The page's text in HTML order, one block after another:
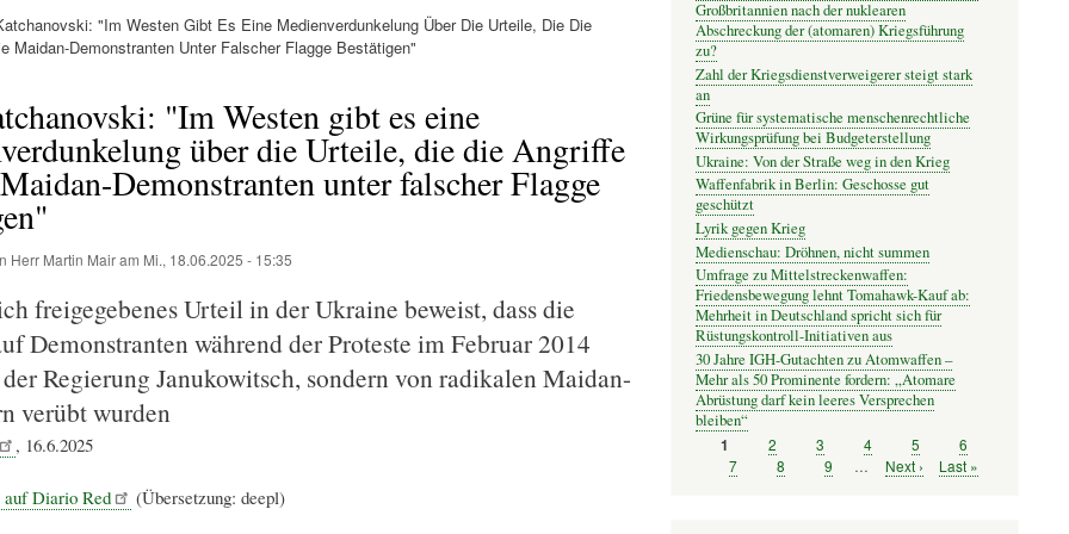
"Im Westen Gibt Es Eine Medienverdunkelung Über Die Urteile, Die Die
Maidan-Demonstranten Unter Falscher Flagge Bestätigen"
"Im Westen gibt es eine
über die Urteile, die die Angriffe
Demonstranten unter falscher Flagge
Herr Martin Mairam Mi., 18.06.2025 - 15:35
freigegebenes Urteil in der Ukraine beweist, dass die
Demonstranten während der Proteste im Februar 2014
Regierung Janukowitsch, sondern von radikalen Maidan-
verübt wurden
, 16.6.2025
Diario Red
(Übersetzung: deepl)
Großbritannien nach der nuklearen
Abschreckung der (atomaren) Kriegsführung
zu?
Zahl der Kriegsdienstverweigerer steigt stark
an
Grüne für systematische menschenrechtliche
Wirkungsprüfung bei Budgeterstellung
Ukraine: Von der Straße weg in den Krieg
Waffenfabrik in Berlin: Geschosse gut
geschützt
Lyrik gegen Krieg
Medienschau: Dröhnen, nicht summen
Umfrage zu Mittelstreckenwaffen:
Friedensbewegung lehnt Tomahawk-Kauf ab:
Mehrheit in Deutschland spricht sich für
Rüstungskontroll-Initiativen aus
30 Jahre IGH-Gutachten zu Atomwaffen –
Mehr als 50 Prominente fordern: „Atomare
Abrüstung darf kein leeres Versprechen
bleiben“
Seitennummerierung
Seite
1 Seite
2 Seite
3 Seite
4 Seite
5 Seite
6
Seite
7 Seite
8 Seite
9 …
Nächste
Next ›
Letzte
Last »